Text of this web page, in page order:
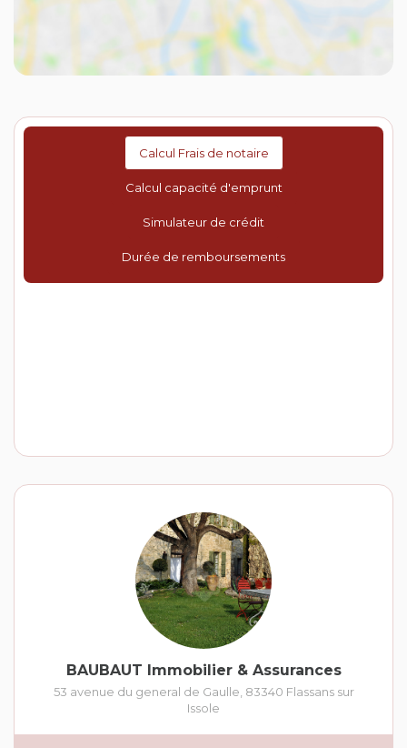
Calcul Frais de notaire
Calcul capacité d'emprunt
Simulateur de crédit
Durée de remboursements
BAUBAUT Immobilier & Assurances
53 avenue du general de Gaulle 83340 Flassans sur
Issole